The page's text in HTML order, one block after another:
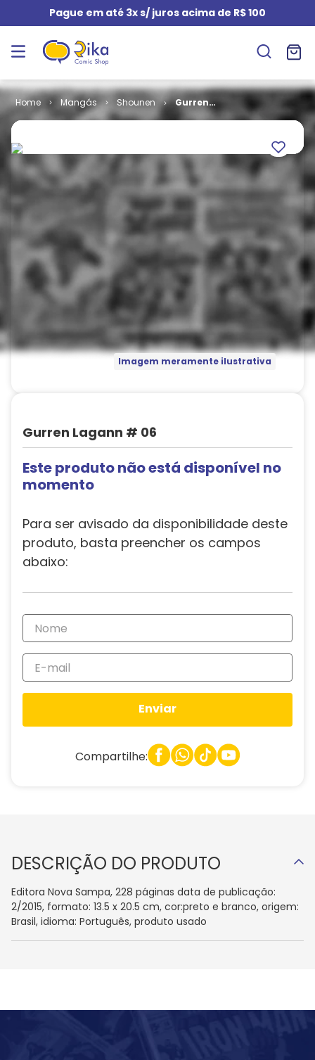
Pague em até 3x s/ juros acima de R$ 100
Mangás Shounen
Gurren
Lagann # 06
Imagem meramente ilustrativa
Gurren Lagann # 06
Este produto não está disponível no
momento
Para ser avisado da disponibilidade deste
produto, basta preencher os campos
abaixo:
Enviar
Compartilhe:
DESCRIÇÃO DO PRODUTO
Editora Nova Sampa, 228 páginas data de publicação:
2/2015, formato: 13.5 x 20.5 cm, cor:preto e branco, origem:
Brasil, idioma: Português, produto usado